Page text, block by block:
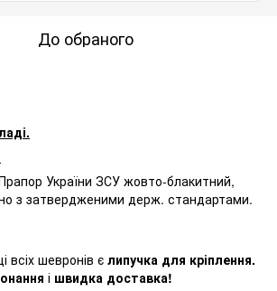
До обраного
України ЗСУ жовто-блакитний,
з затвердженими держ. стандартами.
всіх шевронів є липучка для кріплення.
і швидка доставка!